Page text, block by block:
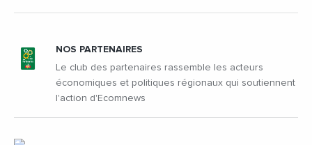
NOS PARTENAIRES
Le club des partenaires rassemble les acteurs
économiques et politiques régionaux qui soutiennent
l'action d'Ecomnews